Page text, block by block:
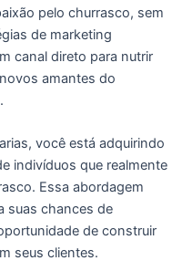
pelo churrasco, sem
de marketing
canal direto para nutrir
amantes do
você está adquirindo
indivíduos que realmente
Essa abordagem
suas chances de
de construir
seus clientes.